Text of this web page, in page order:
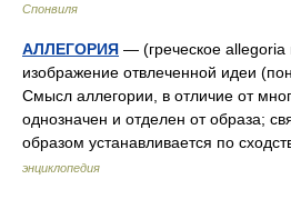
Спонвиля
АЛЛЕГОРИЯ — (греческое allegoria
изображение отвлеченной идеи
Смысл аллегории, в отличие от
однозначен и отделен от образа;
образом устанавливается по
энциклопедия